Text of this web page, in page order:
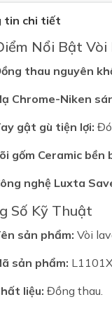
vệ sinh
vệ sinh - nhà tắm
tin chi tiết
Nổi Bật Vòi
thau nguyên
Chrome-Niken
gật gù tiện lợi:
gốm Ceramic bền
nghệ Luxta
Số Kỹ Thuật
sản phẩm: Vòi
sản phẩm:
liệu: Đồng thau.